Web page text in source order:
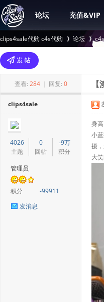
论坛 充值&VIP
clips4sale代购 c4s代购
>
论坛
查看: 284 | 回复: 0
clips4sale
4026
主题
0
回帖
-9万
积分
管理员
积分
-99911
发消息
身
小
摄
大